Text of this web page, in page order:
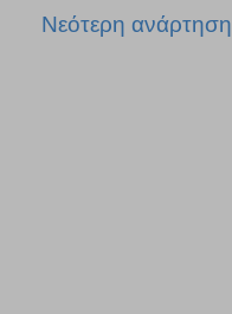
Νεότερη ανάρτηση